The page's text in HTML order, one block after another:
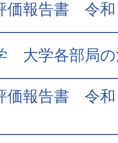
価報告書 令和
大学各部局の
価報告書 令和